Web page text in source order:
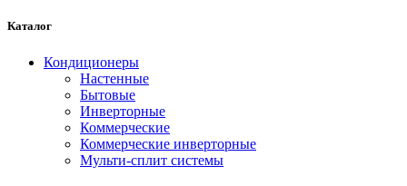
Каталог
Кондиционеры
Настенные
Бытовые
Инверторные
Коммерческие
Коммерческие инверторные
Мульти-сплит системы